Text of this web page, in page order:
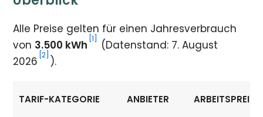
Alle Preise gelten für einen Jahresverbrauch
von 3.500 kWh [1]
(Datenstand: 7. August
2026 [2] ).
TARIF-KATEGORIE ANBIETER ARBEITSPREIS